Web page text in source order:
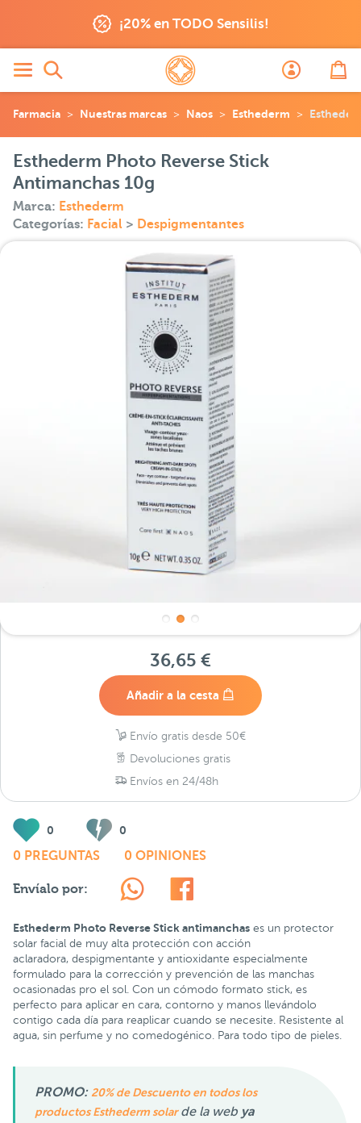
¡20% en TODO Sensilis!
Farmacia Nuestras marcas Naos Esthederm
Esthederm Photo Reverse Stick
Antimanchas 10g
Marca: Esthederm
Categorías: Facial > Despigmentantes
36,65 €
Añadir a la cesta
Envío gratis desde 50€
Devoluciones gratis
Envíos en 24/48h
0 0
0 PREGUNTAS 0 OPINIONES
Envíalo por:
Esthederm Photo Reverse Stick antimanchas es un protector
solar facial de muy alta protección con acción
aclaradora, despigmentante y antioxidante especialmente
formulado para la corrección y prevención de las manchas
ocasionadas pro el sol. Con un cómodo formato stick, es
perfecto para aplicar en cara, contorno y manos llevándolo
contigo cada día para reaplicar cuando se necesite. Resistente al
agua, sin perfume y no comedogénico. Para todo tipo de pieles.
PROMO: 20% de Descuento en todos los
productos Esthederm solarde la web ya